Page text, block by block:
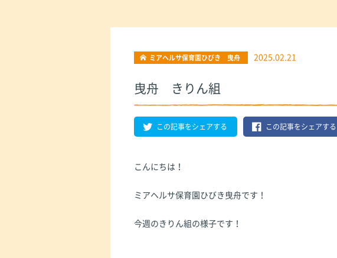
ミアヘルサ保育園ひびき 曳舟 2025.02.21
曳舟 きりん組
この記事をシェアする この記事をシェアする
こんにちは！
ミアヘルサ保育園ひびき曳舟です！
今週のきりん組の様子です！